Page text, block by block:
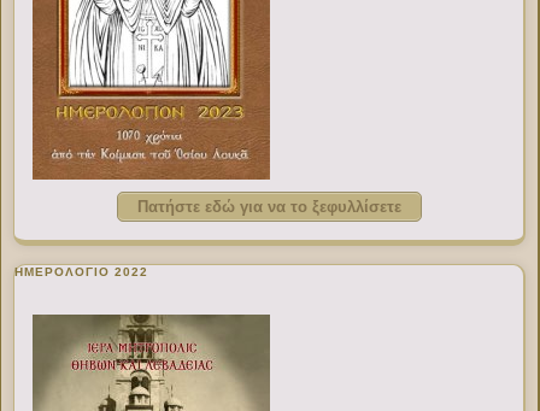
Πατήστε εδώ για να το ξεφυλλίσετε
ΗΜΕΡΟΛΟΓΙΟ 2022